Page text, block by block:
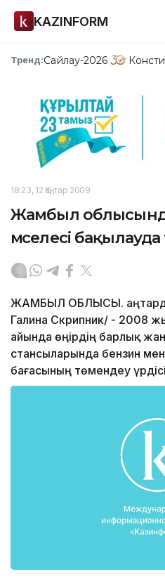
KAZINFORM
Тренд:Сайлау-2026
18:23, 12 Қаңтар 2009
Жамбыл
мәселесі
ЖАМБЫЛ ОБЛЫСЫ.
Галина Скрипник/ - 2008
айында өңірдің барлық
стансыларында бензин
бағасының төмендеу